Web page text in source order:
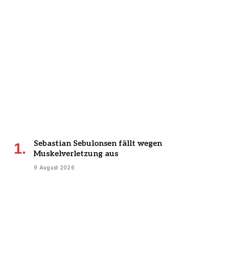
Sebastian Sebulonsen fällt wegen
Muskelverletzung aus
9 August 2026